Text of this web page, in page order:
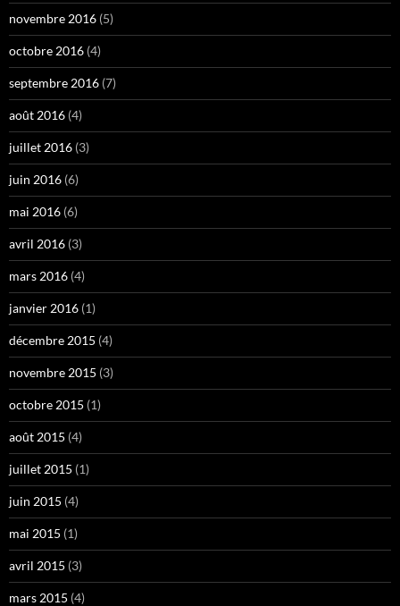
novembre 2016 (5)
octobre 2016 (4)
septembre 2016 (7)
août 2016 (4)
juillet 2016 (3)
juin 2016 (6)
mai 2016 (6)
avril 2016 (3)
mars 2016 (4)
janvier 2016 (1)
décembre 2015 (4)
novembre 2015 (3)
octobre 2015 (1)
août 2015 (4)
juillet 2015 (1)
juin 2015 (4)
mai 2015 (1)
avril 2015 (3)
mars 2015 (4)